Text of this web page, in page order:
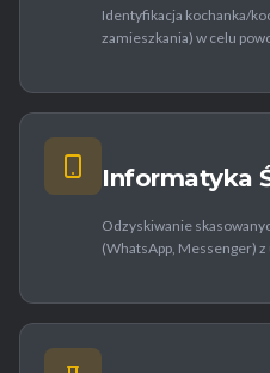
Identyfikacja kochanka/
zamieszkania) w celu
Informatyka
Odzyskiwanie
(WhatsApp, Messenger)